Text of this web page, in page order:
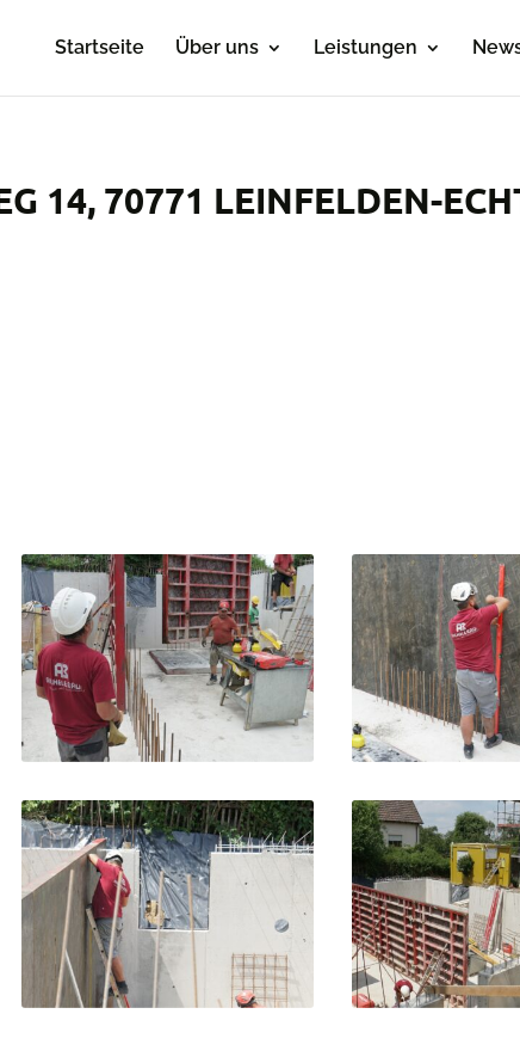
Startseite Über uns Leistungen
14, 70771 LEINFELDEN-